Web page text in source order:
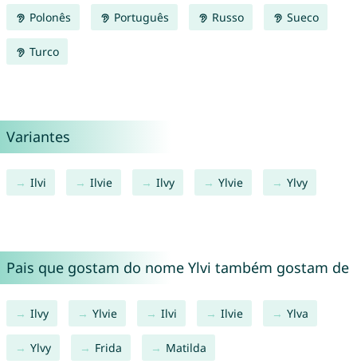
Polonês Português Russo Sueco
Turco
Variantes
Ilvi Ilvie Ilvy Ylvie Ylvy
Pais que gostam do nome Ylvi também gostam de
Ilvy Ylvie Ilvi Ilvie Ylva
Ylvy Frida Matilda